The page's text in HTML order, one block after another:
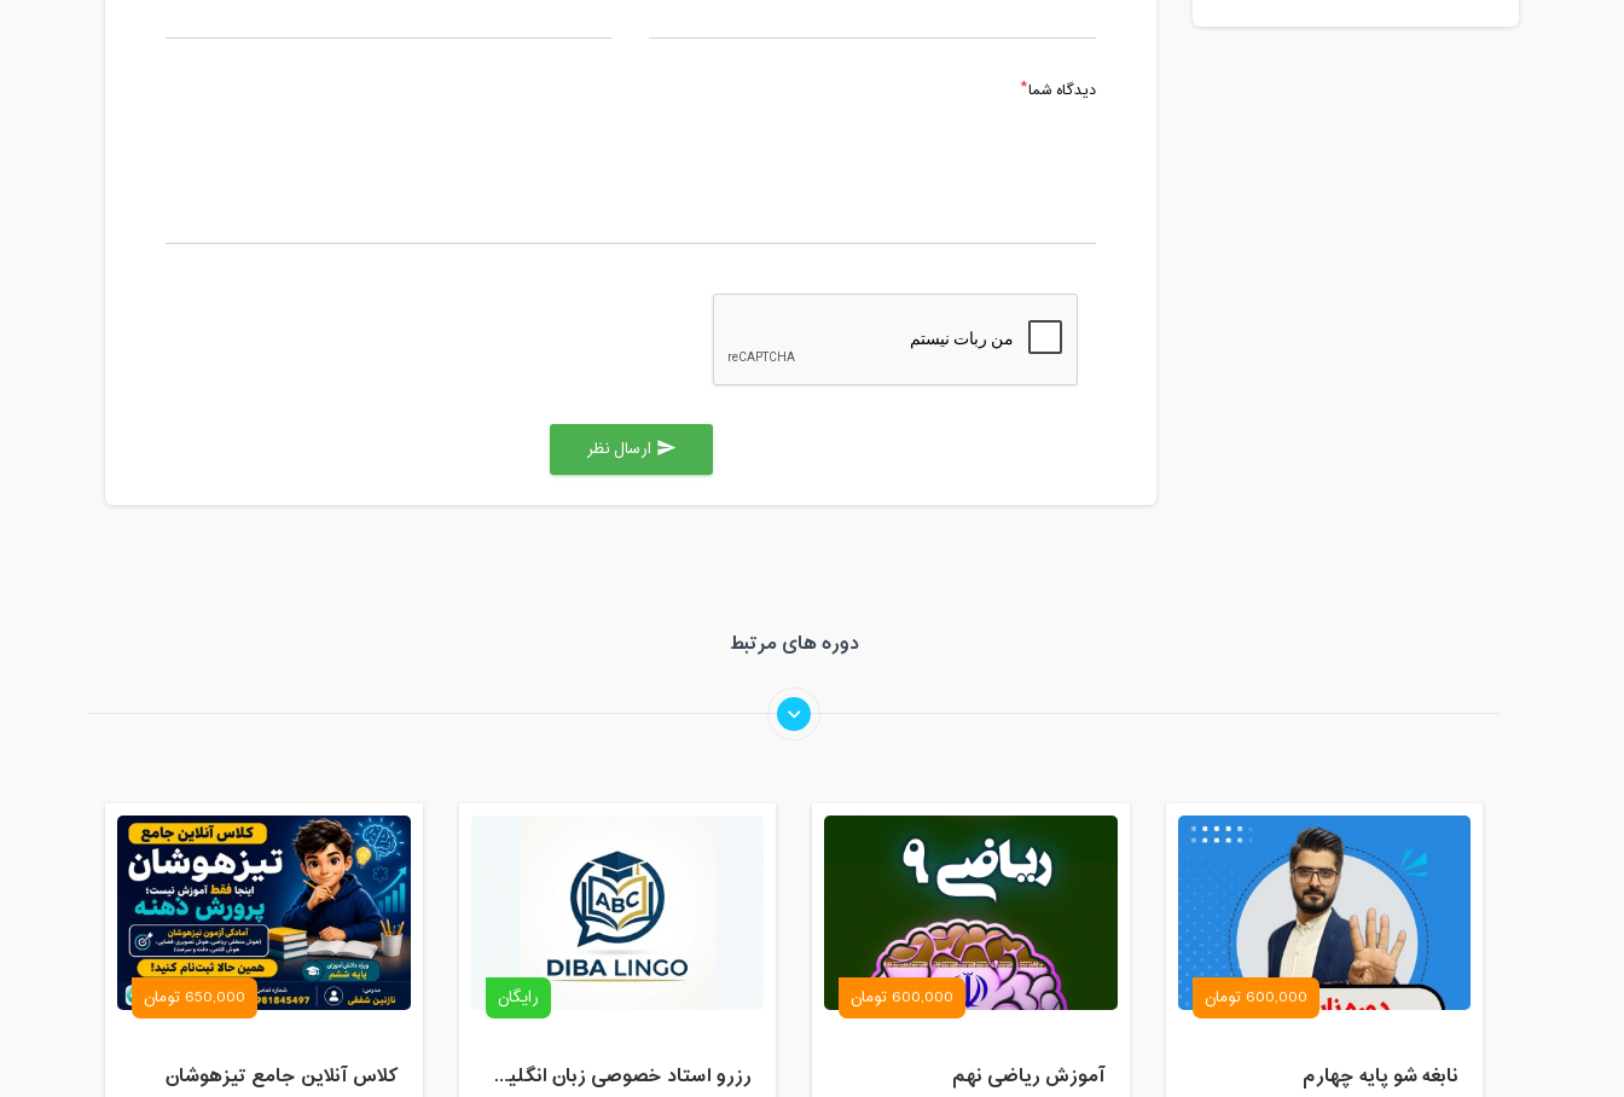
دیدگاه شما
send
دوره های مرتبط
600,000 تومان
نابغه شو پایه چهارم
600,000 تومان
آموزش ریاضی نهم
رایگان
رزرو استاد خصوصی زبان انگلیسی | کلاس یک‌نفره با زهرا اسفندیاری + مشاوره رایگان
650,000 تومان
کلاس آنلاین جامع تیزهوشان